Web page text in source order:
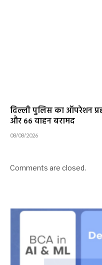
दिल्ली पुलिस का ऑपरेशन
और 66 वाहन बरामद
08/08/2026
Comments are closed.